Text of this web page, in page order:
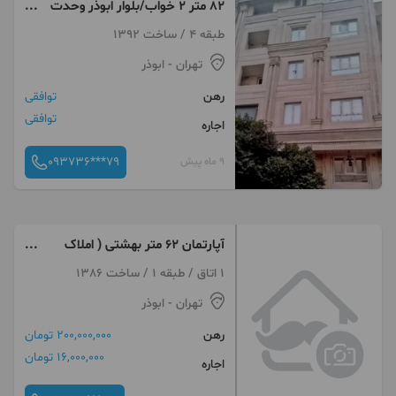
۸۲ متر ۲ خواب/بلوار ابوذر وحدت
(مرادی)
طبقه 4 / ساخت 1392
تهران - ابوذر
رهن
توافقی
اجاره
توافقی
9 ماه پیش 093736***79
آپارتمان ۶۲ متر بهشتی ( املاک
بهزادی)1 اتاق / طبقه 1 / ساخت 1386
تهران - ابوذر
رهن
200,000,000 تومان
اجاره
16,000,000 تومان